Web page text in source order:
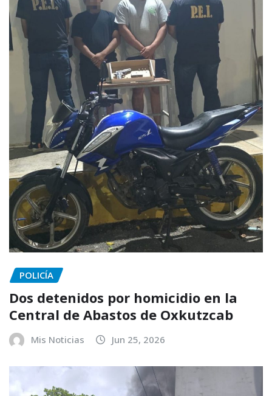
POLICÍA
Dos detenidos por homicidio en la
Central de Abastos de Oxkutzcab
Mis Noticias Jun 25, 2026